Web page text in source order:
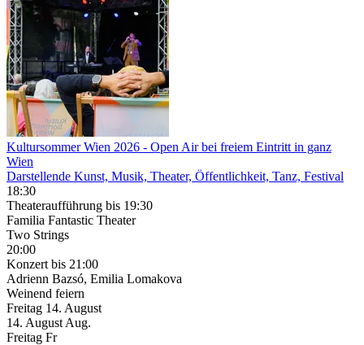
Kultursommer Wien 2026 - Open Air bei freiem Eintritt in ganz
Wien
Darstellende Kunst, Musik, Theater, Öffentlichkeit, Tanz, Festival
18:30
Theateraufführung bis 19:30
Familia Fantastic Theater
Two Strings
20:00
Konzert bis 21:00
Adrienn Bazsó, Emilia Lomakova
Weinend feiern
Freitag 14. August
14. August Aug.
Freitag Fr